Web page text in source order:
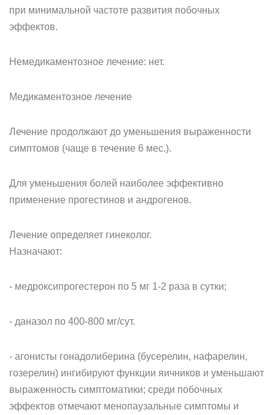
при минимальной частоте развития побочных
эффектов.
Немедикаментозное лечение: нет.
Медикаментозное лечение
Лечение продолжают до уменьшения выраженности
симптомов (чаще в течение 6 мес.).
Для уменьшения болей наиболее эффективно
применение прогестинов и андрогенов.
Лечение определяет гинеколог.
Назначают:
- медроксипрогестерон по 5 мг 1-2 раза в сутки;
- даназол по 400-800 мг/сут.
- агонисты гонадолиберина (бусерелин, нафарелин,
гозерелин) ингибируют функции яичников и уменьшают
выраженность симптоматики; среди побочных
эффектов отмечают менопаузальные симптомы и